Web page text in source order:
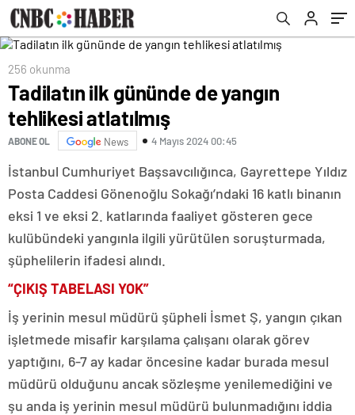
256 okunma
Tadilatın ilk gününde de yangın
tehlikesi atlatılmış
ABONE OL News 4 Mayıs 2024 00:45
İstanbul Cumhuriyet Başsavcılığınca, Gayrettepe Yıldız
Posta Caddesi Gönenoğlu Sokağı’ndaki 16 katlı binanın
eksi 1 ve eksi 2. katlarında faaliyet gösteren gece
kulübündeki yangınla ilgili yürütülen soruşturmada,
şüphelilerin ifadesi alındı.
“ÇIKIŞ TABELASI YOK”
İş yerinin mesul müdürü şüpheli İsmet Ş, yangın çıkan
işletmede misafir karşılama çalışanı olarak görev
yaptığını, 6-7 ay kadar öncesine kadar burada mesul
müdürü olduğunu ancak sözleşme yenilemediğini ve
şu anda iş yerinin mesul müdürü bulunmadığını iddia